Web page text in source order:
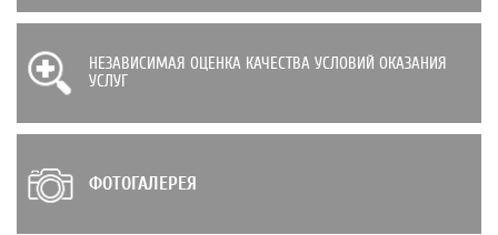
НЕЗАВИСИМАЯ ОЦЕНКА КАЧЕСТВА УСЛОВИЙ ОКАЗАНИЯ
УСЛУГ
ФОТОГАЛЕРЕЯ